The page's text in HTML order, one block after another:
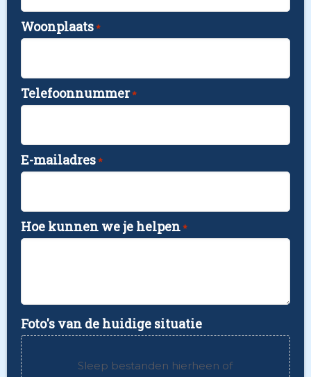
Woonplaats*
Telefoonnummer*
E-mailadres*
Hoe kunnen we je helpen*
Foto's van de huidige situatie
Sleep bestanden hierheen of